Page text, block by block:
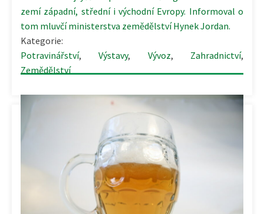
zemí západní, střední i východní Evropy. Informoval o
tom mluvčí ministerstva zemědělství Hynek Jordan.
Kategorie:
Potravinářství,Výstavy, Vývoz, Zahradnictví,
Zemědělství